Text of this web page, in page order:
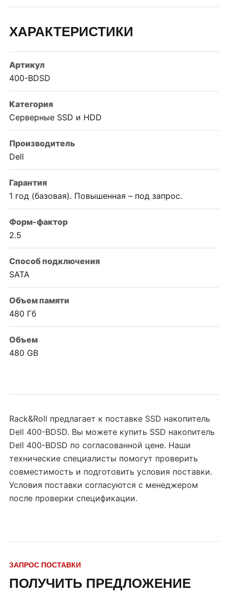
ХАРАКТЕРИСТИКИ
Артикул
400-BDSD
Категория
Серверные SSD и HDD
Производитель
Dell
Гарантия
1 год (базовая). Повышенная – под запрос.
Форм-фактор
2.5
Способ подключения
SATA
Объем памяти
480 Гб
Объем
480 GB
Rack&Roll предлагает к поставке SSD накопитель
Dell 400-BDSD. Вы можете купить SSD накопитель
Dell 400-BDSD по согласованной цене. Наши
технические специалисты помогут проверить
совместимость и подготовить условия поставки.
Условия поставки согласуются с менеджером
после проверки спецификации.
ЗАПРОС ПОСТАВКИ
ПОЛУЧИТЬ ПРЕДЛОЖЕНИЕ